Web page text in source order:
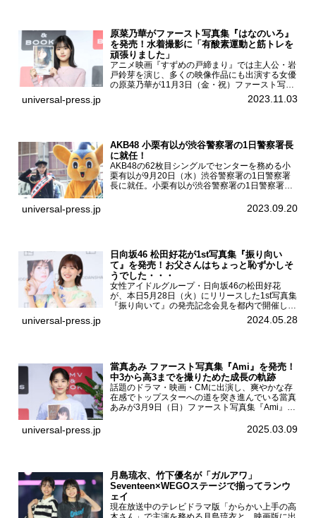
原菜乃華がファースト写真集『はなのいろ』
を発売！水着撮影に「有酸素運動と筋トレを
頑張りました」
アニメ映画『すずめの戸締まり』では主人公・岩
戸鈴芽を演じ、多くの映像作品にも出演する女優
の原菜乃華が11月3日（金・祝）ファースト写真
集『はなのいろ』発売記念イベントを
HMV&BOOKS SHIBUYAで開催した。原菜乃華フ
universal-press.jp 2023.11.03
AKB48 小栗有以が渋谷警察署の1日警察署長
に就任！
AKB48の62枚目シングルでセンターを務める小
栗有以が9月20日（水）渋谷警察署の1日警察署
長に就任。小栗有以が渋谷警察署の1日警察署長
での10日間実施される令和5年 秋の全国交通安全
universal-press.jp 2023.09.20
日向坂46 松田好花が1st写真集『振り向い
て』を発売！お父さんはちょっと恥ずかしそ
うでした・・・
女性アイドルグループ・日向坂46の松田好花
が、本日5月28日（火）にリリースした1st写真集
『振り向いて』の発売記念会見を都内で開催し
た。日向坂46 松田好花1st写真集『振り向いて』
発売記念会見写真集では日向坂46の松田好花を
universal-press.jp 2024.05.28
當真あみ ファースト写真集『Ami』を発売！
中3から高3までを撮りためた成長の軌跡
話題のドラマ・映画・CMに出演し、爽やかな存
在感でトップスターへの道を突き進んでいる當真
あみが3月9日（日）ファースト写真集『Ami』
BOOKS SHIBUYAで開催した。當真あみファース
universal-press.jp 2025.03.09
月島琉衣、竹下優名が「ガルアワ」
Seventeen×WEGOステージで揃ってランウ
ェイ
現在放送中のテレビドラマ版「からかい上手の高